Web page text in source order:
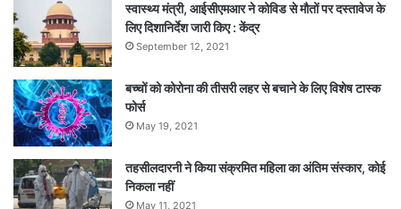
स्वास्थ्य मंत्री, आईसीएमआर ने कोविड से मौतों पर दस्तावेज के
लिए दिशानिर्देश जारी किए : केंद्र
September 12, 2021
बच्चों को कोरोना की तीसरी लहर से बचाने के लिए विशेष टास्क
फोर्स
May 19, 2021
तहसीलदारनी ने किया संक्रमित महिला का अंतिम संस्कार, कोई
निकला नहीं
May 11, 2021